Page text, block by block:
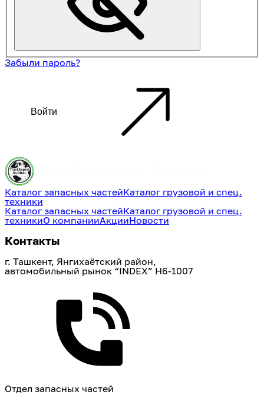
Забыли пароль?
Войти
Каталог запасных частейКаталог грузовой и спец.
техники
Каталог запасных частейКаталог грузовой и спец.
техникиО компанииАкцииНовости
Контакты
г. Ташкент, Янгихаётский район,
автомобильный рынок “INDEX” H6-1007
Отдел запасных частей